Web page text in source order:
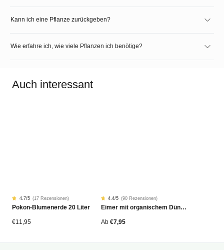
Kann ich eine Pflanze zurückgeben?
Wie erfahre ich, wie viele Pflanzen ich benötige?
Auch interessant
Rated
4.68
von
17
Kundenstimmen
4.7/5 (17 Rezensionen)
Pokon-Blumenerde 20 Liter
€11,95
Rated
4.42
von
90
Kundenstimmen
4.4/5 (90 Rezensionen)
Eimer mit organischem Dünger
Ab €7,95